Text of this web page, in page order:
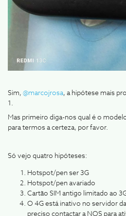
Sim, @marcojrosa, a hipótese mais
1.
Mas primeiro diga-nos qual é o
para termos a certeza, por favor.
Só vejo quatro hipóteses:
Hotspot/pen ser 3G
Hotspot/pen avariado
Cartão SIM antigo limitado ao
O 4G está inativo no servidor
preciso contactar a NOS para